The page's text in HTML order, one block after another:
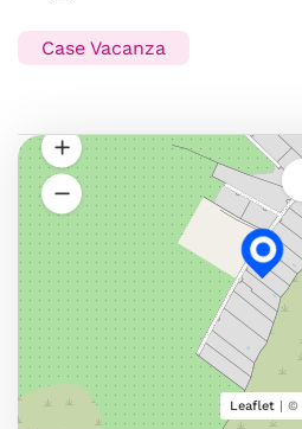
Case Vacanza
Leaflet | ©